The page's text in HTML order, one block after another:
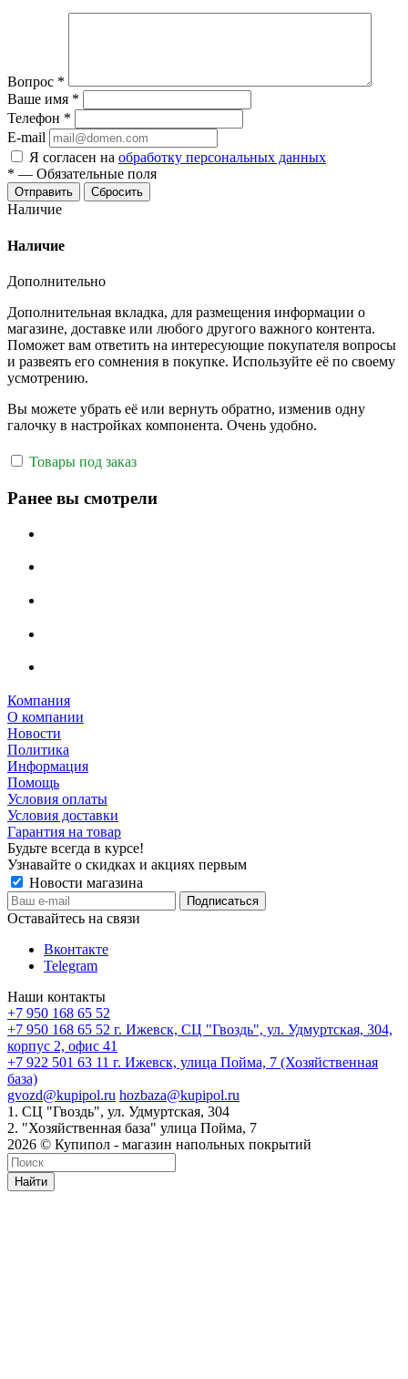
Вопрос *
Ваше имя *
Телефон *
E-mail
Я согласен на обработку персональных данных
* — Обязательные поля
Отправить Сбросить
Наличие
Наличие
Дополнительно
Дополнительная вкладка, для размещения информации о
магазине, доставке или любого другого важного контента.
Поможет вам ответить на интересующие покупателя вопросы
и развеять его сомнения в покупке. Используйте её по своему
усмотрению.
Вы можете убрать её или вернуть обратно, изменив одну
галочку в настройках компонента. Очень удобно.
Товары под заказ
Ранее вы смотрели
Компания
О компании
Новости
Политика
Информация
Помощь
Условия оплаты
Условия доставки
Гарантия на товар
Будьте всегда в курсе!
Узнавайте о скидках и акциях первым
Новости магазина
Оставайтесь на связи
Вконтакте
Telegram
Наши контакты
+7 950 168 65 52
+7 950 168 65 52 г. Ижевск, СЦ "Гвоздь", ул. Удмуртская, 304,
корпус 2, офис 41
+7 922 501 63 11 г. Ижевск, улица Пойма, 7 (Хозяйственная
база)
gvozd@kupipol.ru hozbaza@kupipol.ru
1. СЦ "Гвоздь", ул. Удмуртская, 304
2. "Хозяйственная база" улица Пойма, 7
2026 © Купипол - магазин напольных покрытий
Найти